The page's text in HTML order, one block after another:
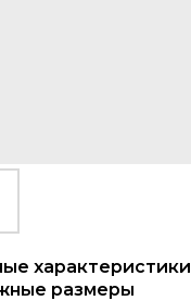
характеристики
размеры